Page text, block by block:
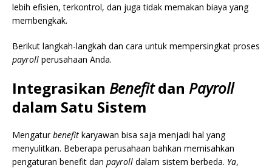
lebih efisien, terkontrol, dan juga tidak memakan biaya yang
membengkak.
Berikut langkah-langkah dan cara untuk mempersingkat proses
payroll perusahaan Anda.
Integrasikan Benefitdan Payroll
dalam Satu Sistem
Mengaturbenefit karyawan bisa saja menjadi hal yang
menyulitkan. Beberapa perusahaan bahkan memisahkan
pengaturan benefit dan payroll dalam sistem berbeda. Ya,